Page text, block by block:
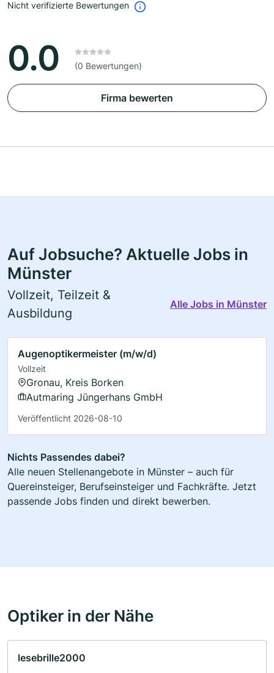
Nicht verifizierte Bewertungen
0.0 (0 Bewertungen)
Firma bewerten
Auf Jobsuche? Aktuelle Jobs in
Münster
Vollzeit, Teilzeit &
Ausbildung
Alle Jobs in Münster
Augenoptikermeister (m/w/d)
Vollzeit
Gronau, Kreis Borken
Autmaring Jüngerhans GmbH
Veröffentlicht 2026-08-10
Nichts Passendes dabei?
Alle neuen Stellenangebote in Münster – auch für
Quereinsteiger, Berufseinsteiger und Fachkräfte. Jetzt
passende Jobs finden und direkt bewerben.
Optiker in der Nähe
lesebrille2000